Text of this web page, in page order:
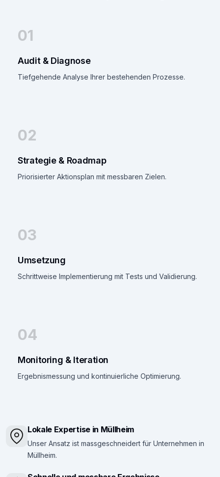
01
Audit & Diagnose
Tiefgehende Analyse Ihrer bestehenden Prozesse.
02
Strategie & Roadmap
Priorisierter Aktionsplan mit messbaren Zielen.
03
Umsetzung
Schrittweise Implementierung mit Tests und Validierung.
04
Monitoring & Iteration
Ergebnismessung und kontinuierliche Optimierung.
Lokale Expertise in Müllheim
Unser Ansatz ist massgeschneidert für Unternehmen in
Müllheim.